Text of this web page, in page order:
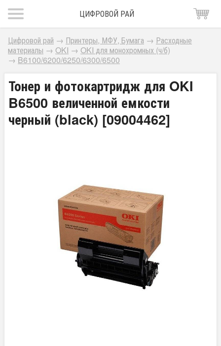
ЦИФРОВОЙ РАЙ
Цифровой рай → Принтеры, МФУ, Бумага → Расходные
материалы → OKI → OKI для монохромных (ч/б)
→ B6100/6200/6250/6300/6500
Тонер и фотокартридж для OKI
B6500 величенной емкости
черный (black) [09004462]